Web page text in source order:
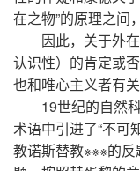
在之物”的原理之
因此，关于外
认识性）的肯定或
也和唯心主义者有
19世纪的自然
术语中引进了“不可
教诺斯替教※※※的